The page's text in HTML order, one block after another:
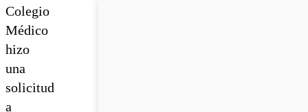
Colegio
Médico
hizo
una
solicitud
a